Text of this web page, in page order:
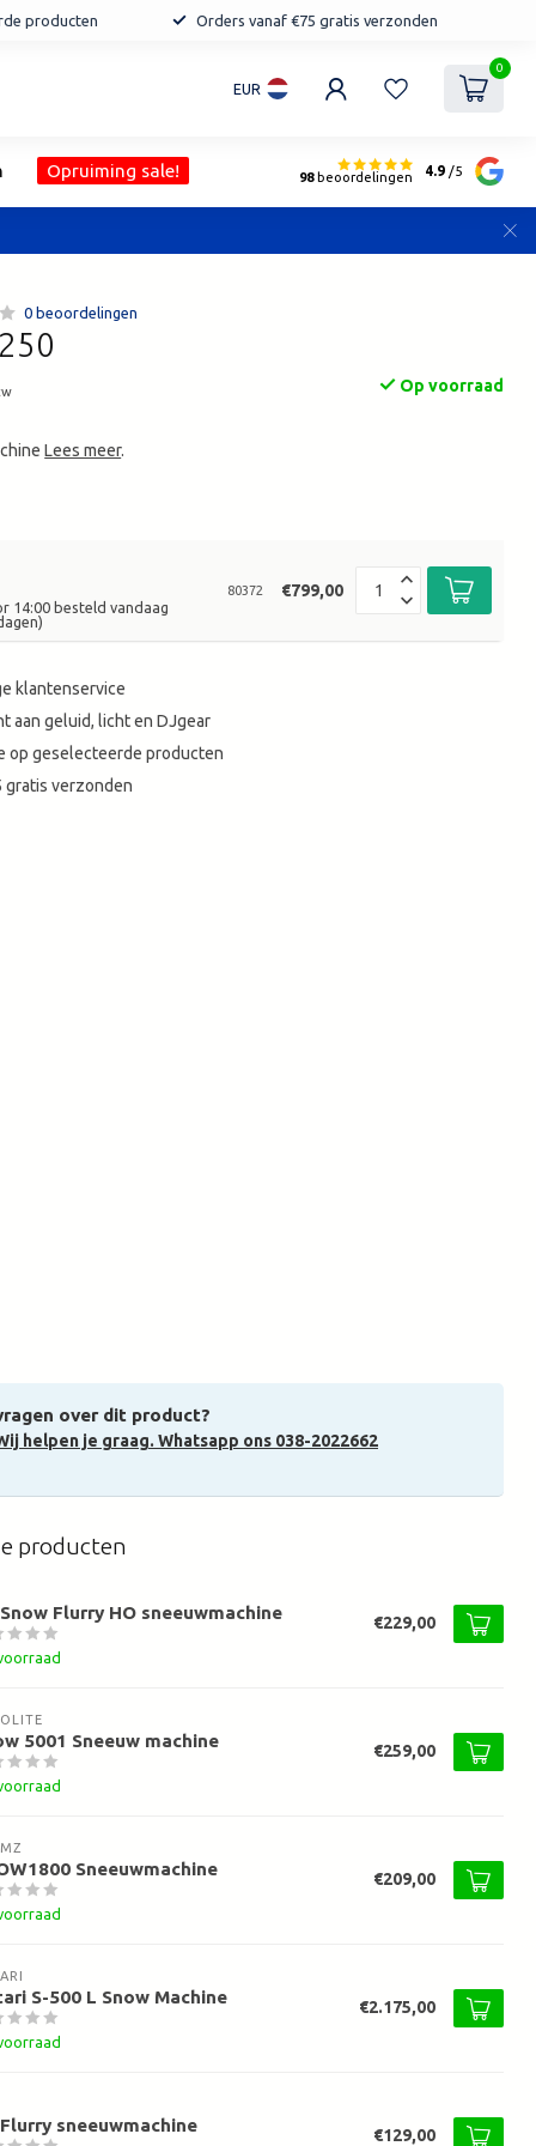
producten Orders vanaf €75 gratis verzonden
EUR
0
Opruiming sale! 98beoordelingen 4.9 /5
0 beoordelingen
Op voorraad
Lees meer.
14:00 besteld vandaag
80372 €799,00
klantenservice
aan geluid, licht en DJgear
op geselecteerde producten
gratis verzonden
over dit product?
helpen je graag. Whatsapp ons 038-2022662
producten
Flurry HO sneeuwmachine
€229,00
5001 Sneeuw machine
€259,00
Sneeuwmachine
€209,00
S-500 L Snow Machine
€2.175,00
sneeuwmachine
€129,00